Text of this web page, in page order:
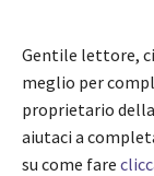
Gentile lettore,
meglio per
proprietario
aiutaci a
su come fare